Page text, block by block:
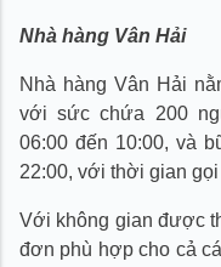
Nhà hàng Vân Hải
Nhà hàng Vân Hải
với sức chứa 200
06:00 đến 10:00, và
22:00, với thời gian
Với không gian được
đơn phù hợp cho cả